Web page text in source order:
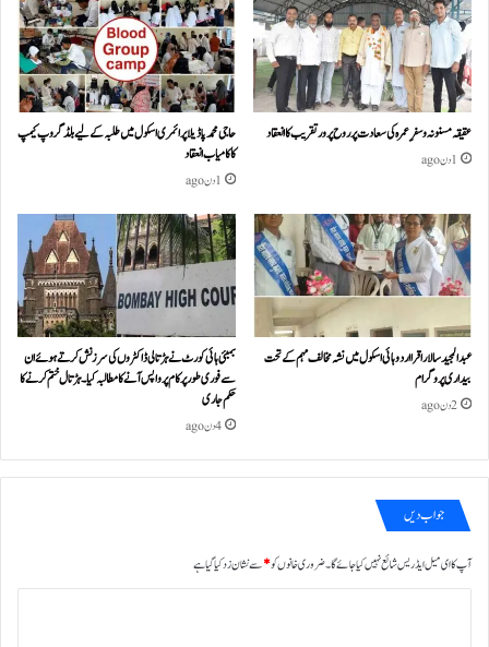
عقیقہ مسنونہ و سفرِ عمرہ کی سعادت پر روح پرور تقریب کا انعقاد
1 دن ago
حاجی محمد پاڈیلا پرائمری اسکول میں طلبہ کے لیے بلڈ گروپ کیمپ
کا کامیاب انعقاد
1 دن ago
عبدالمجید سالار اقرا اردو ہائی اسکول میں نشہ مخالف مہم کے تحت
بیداری پروگرام
2 دن ago
بمبئی ہائی کورٹ نے ہڑتالی ڈاکٹروں کی سرزنش کرتے ہوئے ان
سے فوری طور پر کام پر واپس آنے کا مطالبہ کیا۔ہڑتال ختم کرنے کا
حکم جاری
4 دن ago
جواب دیں
آپ کا ای میل ایڈریس شائع نہیں کیا جائے گا۔ضروری خانوں کو*سے نشان زد کیا گیا ہے